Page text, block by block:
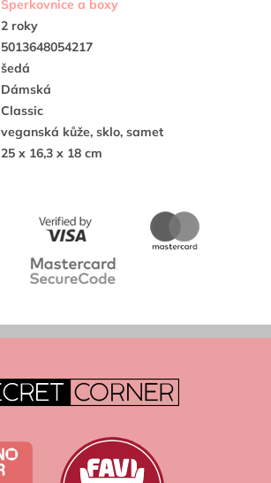
Šperkovnice a boxy
2 roky
5013648054217
šedá
Dámská
Classic
veganská kůže, sklo, samet
25 x 16,3 x 18 cm